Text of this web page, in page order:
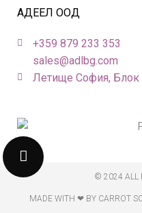
АДЕЕЛ ООД
+359 879 233 353
sales@adlbg.com
Летище София, Блок
© 2024 ALL
MADE WITH ❤ BY CARROT